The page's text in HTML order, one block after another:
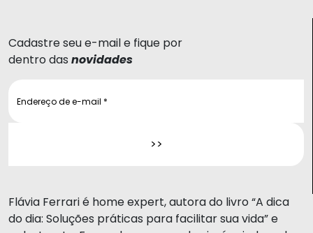
Cadastre seu e-mail e fique por
dentro das novidades
Flávia Ferrari é home expert, autora do livro “A dica
do dia: Soluções práticas para facilitar sua vida” e